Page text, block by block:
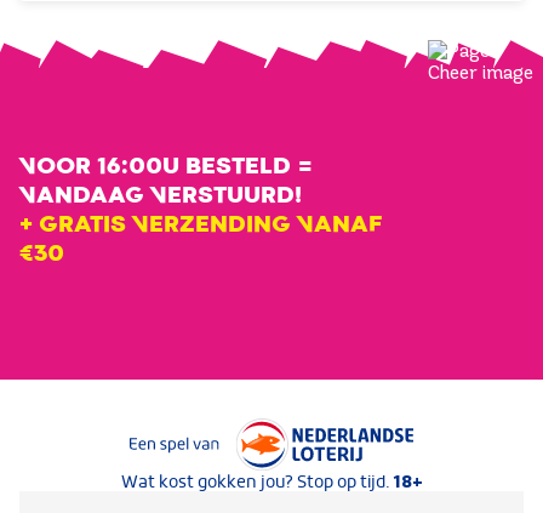
VOOR 16:00U BESTELD =
VANDAAG VERSTUURD!
+ GRATIS VERZENDING VANAF
€30
Wat kost gokken jou? Stop op tijd.18+
Keurmerken van Nederlandse Loterij